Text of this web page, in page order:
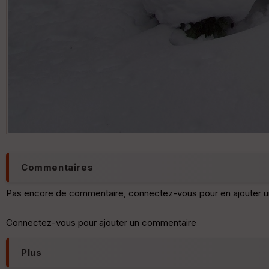
Commentaires
Pas encore de commentaire, connectez-vous pour en ajouter
Connectez-vous pour ajouter un commentaire
Plus